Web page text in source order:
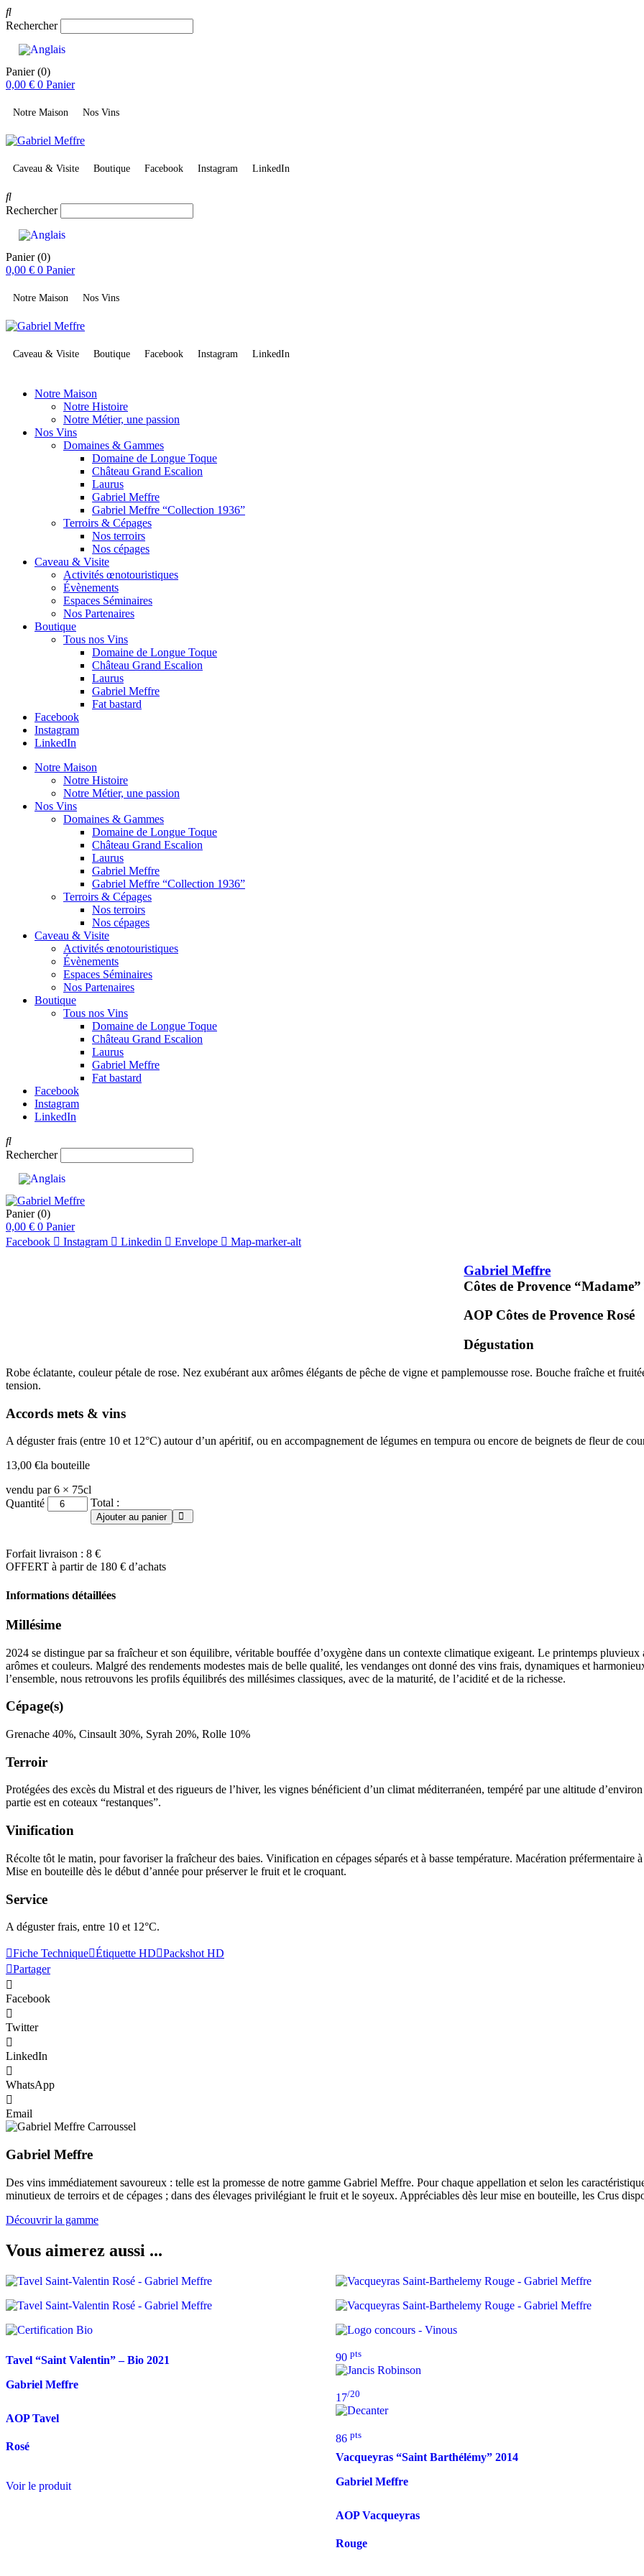
Rechercher
Panier (0)
0,00 € 0 Panier
Notre Maison Nos Vins
Caveau & Visite Boutique Facebook Instagram LinkedIn
Rechercher
Panier (0)
0,00 € 0 Panier
Notre Maison Nos Vins
Caveau & Visite Boutique Facebook Instagram LinkedIn
Notre Maison
Notre Histoire
Notre Métier, une passion
Nos Vins
Domaines & Gammes
Domaine de Longue Toque
Château Grand Escalion
Laurus
Gabriel Meffre
Gabriel Meffre “Collection 1936”
Terroirs & Cépages
Nos terroirs
Nos cépages
Caveau & Visite
Activités œnotouristiques
Évènements
Espaces Séminaires
Nos Partenaires
Boutique
Tous nos Vins
Domaine de Longue Toque
Château Grand Escalion
Laurus
Gabriel Meffre
Fat bastard
Facebook
Instagram
LinkedIn
Notre Maison
Notre Histoire
Notre Métier, une passion
Nos Vins
Domaines & Gammes
Domaine de Longue Toque
Château Grand Escalion
Laurus
Gabriel Meffre
Gabriel Meffre “Collection 1936”
Terroirs & Cépages
Nos terroirs
Nos cépages
Caveau & Visite
Activités œnotouristiques
Évènements
Espaces Séminaires
Nos Partenaires
Boutique
Tous nos Vins
Domaine de Longue Toque
Château Grand Escalion
Laurus
Gabriel Meffre
Fat bastard
Facebook
Instagram
LinkedIn
Rechercher
Panier (0)
0,00 € 0 Panier
Facebook
Instagram Linkedin Envelope Map-marker-alt
Gabriel Meffre
Côtes de Provence
AOP Côtes de ProvenceRosé
Dégustation
Robe éclatante, couleur pétale de rose. Nez exubérant aux arômes élégants de pêche de vigne et pamplemousse rose. Bouche fraîche et
tension.
Accords mets & vins
A déguster frais (entre 10 et 12°C) autour d’un apéritif, ou en accompagnement de légumes en tempura ou encore de beignets de fleur de
13,00 €la bouteille
vendu par 6 × 75cl
quantité
Provence
"Madame"
Quantité Total :
Ajouter au panier
Forfait livraison : 8 €
OFFERT à partir de 180 € d’achats
Informations détaillées
Millésime
2024 se distingue par sa fraîcheur et son équilibre, véritable bouffée d’oxygène dans un contexte climatique exigeant. Le printemps pluvieux
arômes et couleurs. Malgré des rendements modestes mais de belle qualité, les vendanges ont donné des vins frais, dynamiques et
l’ensemble, nous retrouvons les profils équilibrés des millésimes classiques, avec de la maturité, de l’acidité et de la richesse.
Cépage(s)
Grenache 40%, Cinsault 30%, Syrah 20%, Rolle 10%
Terroir
Protégées des excès du Mistral et des rigueurs de l’hiver, les vignes bénéficient d’un climat méditerranéen, tempéré par une altitude
partie est en coteaux “restanques”.
Vinification
Récolte tôt le matin, pour favoriser la fraîcheur des baies. Vinification en cépages séparés et à basse température. Macération préfermentaire
Mise en bouteille dès le début d’année pour préserver le fruit et le croquant.
Service
A déguster frais, entre 10 et 12°C.
Fiche Technique Étiquette HD
Packshot HD
Partager
Facebook
Twitter
LinkedIn
WhatsApp
Email
Gabriel Meffre
Des vins immédiatement savoureux : telle est la promesse de notre gamme Gabriel Meffre. Pour chaque appellation et selon les
minutieux de terroirs et de cépages ; dans des élevages privilégiant le fruit et le soyeux. Appréciables dès leur mise en bouteille, les Crus
Découvrir la gamme
Vous aimerez aussi ...
Tavel “Saint Valentin” – Bio 2021
Gabriel Meffre
AOP Tavel
Rosé
Voir le produit
90 pts
17/20
86 pts
Vacqueyras “Saint Barthélémy” 2014
Gabriel Meffre
AOP Vacqueyras
Rouge